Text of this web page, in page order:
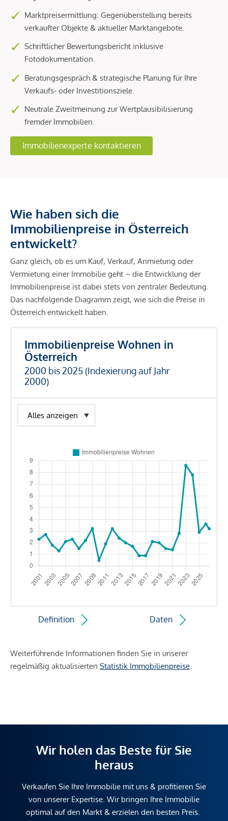
Marktpreisermittlung: Gegenüberstellung bereits
verkaufter Objekte & aktueller Marktangebote.
Schriftlicher Bewertungsbericht inklusive
Fotodokumentation.
Beratungsgespräch & strategische Planung für Ihre
Verkaufs- oder Investitionsziele.
Neutrale Zweitmeinung zur Wertplausibilisierung
fremder Immobilien.
Immobilienexperte kontaktieren
Wie haben sich die
Immobilienpreise in Österreich
entwickelt?
Ganz gleich, ob es um Kauf, Verkauf, Anmietung oder
Vermietung einer Immobilie geht – die Entwicklung der
Immobilienpreise ist dabei stets von zentraler Bedeutung.
Das nachfolgende Diagramm zeigt, wie sich die Preise in
Österreich entwickelt haben.
Immobilienpreise Wohnen in
Österreich
2000 bis 2025 (Indexierung auf Jahr
2000)
Definition Daten
Weiterführende Informationen finden Sie in unserer
regelmäßig aktualisierten Statistik Immobilienpreise
Wir holen das Beste für Sie
heraus
Verkaufen Sie Ihre Immobilie mit uns & profitieren Sie
von unserer Expertise. Wir bringen Ihre Immobilie
optimal auf den Markt & erzielen den besten Preis.